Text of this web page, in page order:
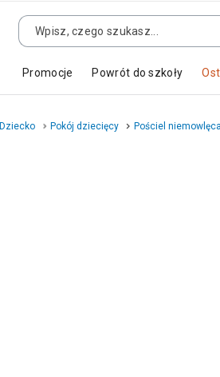
Promocje Powrót do szkoły
Dziecko Pokój dziecięcy Pościel niemowlęca